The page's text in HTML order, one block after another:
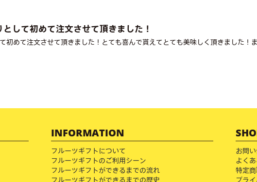
して初めて注文させて頂きました！
初めて注文させて頂きました！とても喜んで貰えてとても美味しく頂きました！
INFORMATION
フルーツギフトについて
フルーツギフトのご利用シーン
フルーツギフトができるまでの流れ
フルーツギフトができるまでの歴史
お問
よく
特定
プラ